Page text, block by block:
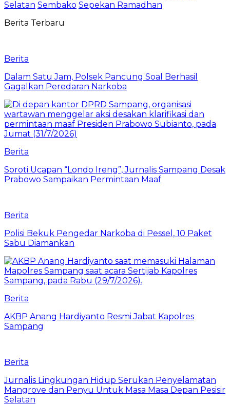
Selatan Sembako Sepekan Ramadhan
Berita Terbaru
Berita
Dalam Satu Jam, Polsek Pancung Soal Berhasil
Gagalkan Peredaran Narkoba
Berita
Soroti Ucapan “Londo Ireng”, Jurnalis Sampang Desak
Prabowo Sampaikan Permintaan Maaf
Berita
Polisi Bekuk Pengedar Narkoba di Pessel, 10 Paket
Sabu Diamankan
Berita
AKBP Anang Hardiyanto Resmi Jabat Kapolres
Sampang
Berita
Jurnalis Lingkungan Hidup Serukan Penyelamatan
Mangrove dan Penyu Untuk Masa Masa Depan Pesisir
Selatan